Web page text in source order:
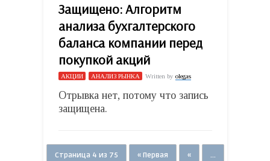
Защищено: Алгоритм
анализа бухгалтерского
баланса компании перед
покупкой акций
АКЦИИ АНАЛИЗ РЫНКА Written by olegas
Отрывка нет, потому что запись
защищена.
Страница 4 из 75 « Первая « ...